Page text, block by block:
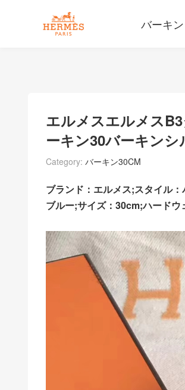
バーキン
エルメスエルメス
ーキン30バーキン
Category: バーキン30CM
ブランド：エルメス;スタイル
ブルー;サイズ：30cm;ハードウ